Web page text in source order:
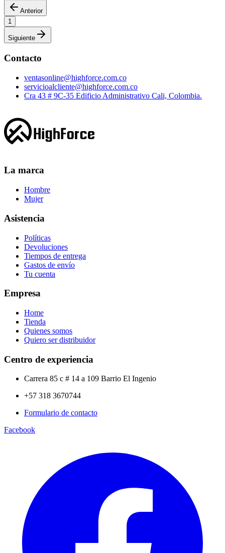
Anterior
1
Siguiente
Contacto
ventasonline@highforce.com.co
servicioalcliente@highforce.com.co
Cra 43 # 9C-35 Edificio Administrativo Cali, Colombia.
La marca
Hombre
Mujer
Asistencia
Políticas
Devoluciones
Tiempos de entrega
Gastos de envío
Tu cuenta
Empresa
Home
Tienda
Quienes somos
Quiero ser distribuidor
Centro de experiencia
Carrera 85 c # 14 a 109 Barrio El Ingenio
+57 318 3670744
Formulario de contacto
Facebook